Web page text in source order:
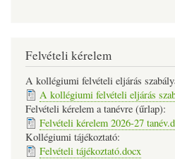
Felvételi kérelem
A kollégiumi felvételi eljárás
A kollégiumi felvételi eljárás
Felvételi kérelem a tanévre (űrlap):
Felvételi kérelem 2026-27
Kollégiumi tájékoztató:
Felvételi tájékoztató.docx